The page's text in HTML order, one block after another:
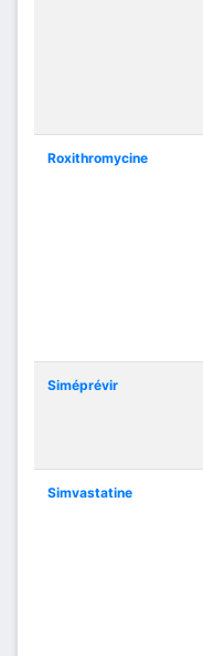
Roxithromycine
Siméprévir
Simvastatine